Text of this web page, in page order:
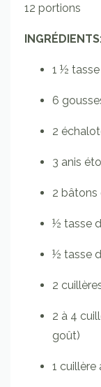
12 portions
1 ½ tasse
6
2
3 anis
2 bâtons
½ tasse
½ tasse
2
2 à 4
goût)
1 cuillère